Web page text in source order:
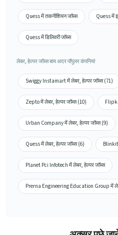
Quess में तकनीशियन जॉब्स Quess में
Quess में डिलिवरी जॉब्स
लेबर, हेल्पर जॉब्स बाय अदर पॉपुलर कंपनियां
Swiggy Instamart में लेबर, हेल्पर जॉब्स (71)
Zepto में लेबर, हेल्पर जॉब्स (10)
Urban Company में लेबर, हेल्पर जॉब्स (9)
Quess में लेबर, हेल्पर जॉब्स (6) Blinkit
Planet Pci Infotech में लेबर, हेल्पर जॉब्स
Prerna Engineering Education Group में